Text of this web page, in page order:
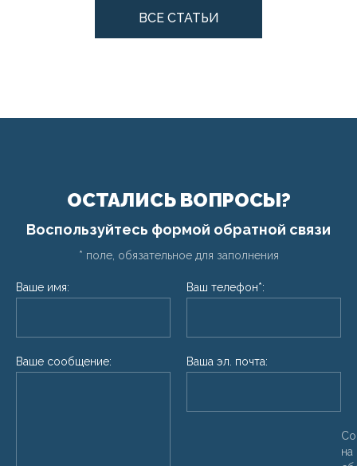
ВСЕ СТАТЬИ
ОСТАЛИСЬ ВОПРОСЫ?
Воспользуйтесь формой обратной связи
* поле, обязательное для заполнения
Ваше имя:
Ваше сообщение:
Ваш телефон*:
Ваша эл. почта:
на